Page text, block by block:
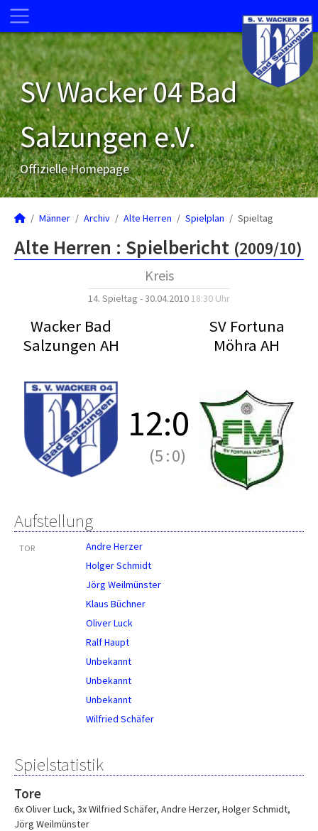
SV Wacker 04 Bad
Salzungen e.V.
Offizielle Homepage
Männer Archiv Alte Herren Spielplan Spieltag
Alte Herren : Spielbericht (2009/10)
Kreis
14. Spieltag - 30.04.2010 18:30 Uhr
Wacker Bad
Salzungen AH
SV Fortuna
Möhra AH
12:0
(5:0)
Aufstellung
TOR
Andre Herzer
Holger Schmidt
Jörg Weilmünster
Klaus Büchner
Oliver Luck
Ralf Haupt
Unbekannt
Unbekannt
Unbekannt
Wilfried Schäfer
Spielstatistik
Tore
6x Oliver Luck, 3x Wilfried Schäfer, Andre Herzer, Holger Schmidt,
Jörg Weilmünster